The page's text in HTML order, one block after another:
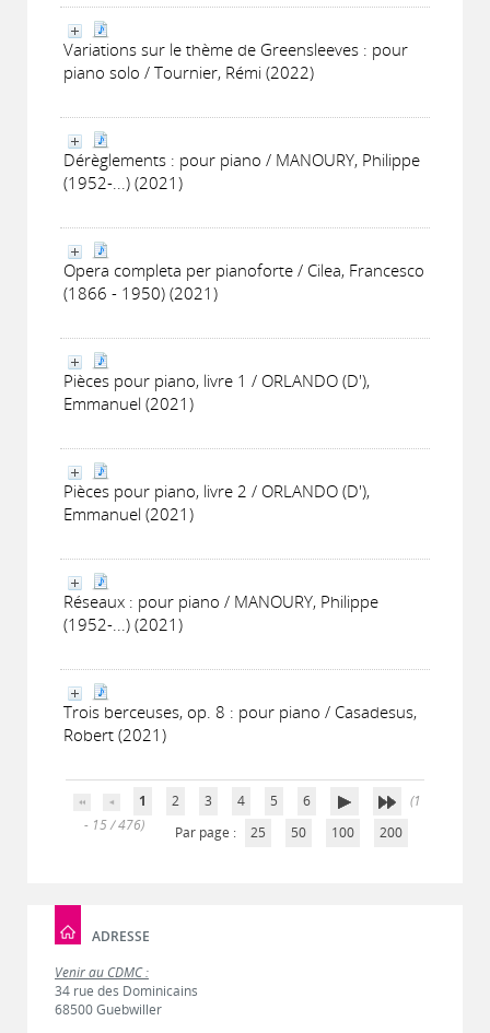
Variations sur le thème de Greensleeves : pour
piano solo / Tournier, Rémi (2022)
Dérèglements : pour piano / MANOURY, Philippe
(1952-...) (2021)
Opera completa per pianoforte / Cilea, Francesco
(1866 - 1950) (2021)
Pièces pour piano, livre 1 / ORLANDO (D'),
Emmanuel (2021)
Pièces pour piano, livre 2 / ORLANDO (D'),
Emmanuel (2021)
Réseaux : pour piano / MANOURY, Philippe
(1952-...) (2021)
Trois berceuses, op. 8 : pour piano / Casadesus,
Robert (2021)
1 2 3 4 5 6
(1
- 15 / 476)
Par page : 25 50 100 200
ADRESSE
Venir au CDMC :
34 rue des Dominicains
68500 Guebwiller